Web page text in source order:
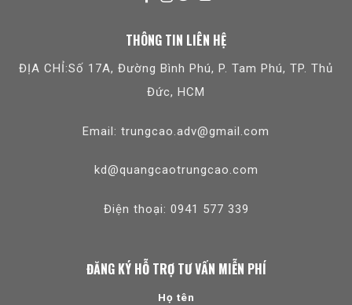
THÔNG TIN LIÊN HỆ
ĐỊA CHỈ:Số 17A, Đường Bình Phú, P. Tam Phú, TP. Thủ
Đức, HCM
Email: trungcao.adv@gmail.com
kd@quangcaotrungcao.com
Điện thoại: 0941 577 339
ĐĂNG KÝ HỖ TRỢ TƯ VẤN MIỄN PHÍ
Họ tên